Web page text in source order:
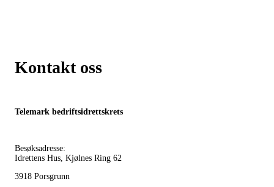
Kontakt oss
Telemark bedriftsidrettskrets
Besøksadresse:
Idrettens Hus, Kjølnes Ring 62
3918 Porsgrunn